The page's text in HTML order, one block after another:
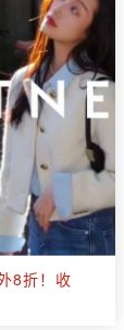
8折！收